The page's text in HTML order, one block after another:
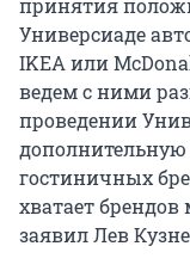
Универсиаде
IKEA или
ведем с ними
проведении
гостиничных
хватает
заявил Лев